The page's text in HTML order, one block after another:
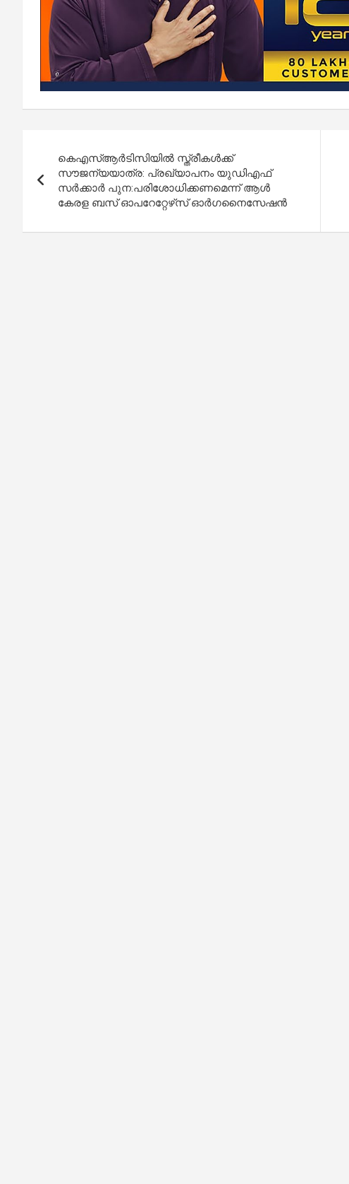
navigation
കെഎസ്ആര്‍ടിസിയിൽ സ്ത്രീകൾക്ക്
സൗജന്യയാത്ര: പ്രഖ്യാപനം യുഡിഎഫ്
സര്‍ക്കാര്‍ പുന:പരിശോധിക്കണമെന്ന് ആൾ
കേരള ബസ് ഓപറേറ്റേഴ്‌സ് ഓർഗനൈസേഷൻ